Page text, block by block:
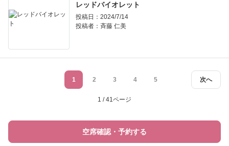
レッドバイオレット
投稿日：2024/7/14
投稿者： 斉藤 仁美
次へ
1 2 3 4 5
1 / 41ページ
空席確認・予約する